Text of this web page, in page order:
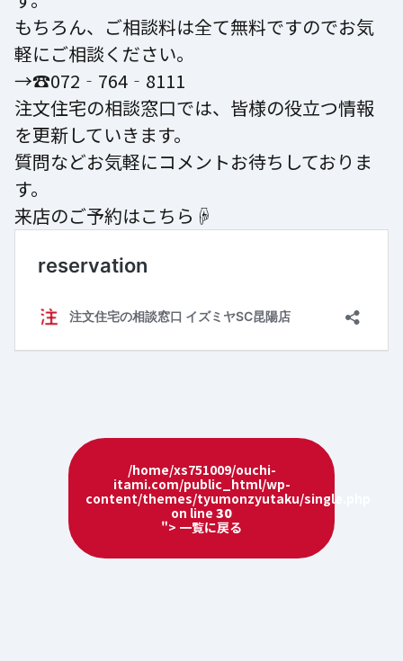
もちろん、ご相談料は全て無料ですのでお気
軽にご相談ください。
→☎072‐764‐8111
注文住宅の相談窓口では、皆様の役立つ情報
を更新していきます。
質問などお気軽にコメントお待ちしておりま
す。
来店のご予約はこちら☟
/home/xs751009/ouchi-
itami.com/public_html/wp-
content/themes/tyumonzyutaku/single.php
on line 30
"> 一覧に戻る